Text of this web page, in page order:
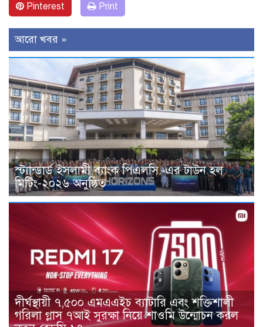
Pinterest Print
আরো খবর »
স্ট্যান্ডার্ড ইসলামী ব্যাংক পিএলসি.-এর টাউন হল
মিটিং-২০২৬ অনুষ্ঠিত
দীর্ঘস্থায়ী ৭,৫০০ এমএএইচ ব্যাটারি এবং শক্তিশালী
গরিলা গ্লাস ৭আই সুরক্ষা নিয়ে শাওমি উন্মোচন করল